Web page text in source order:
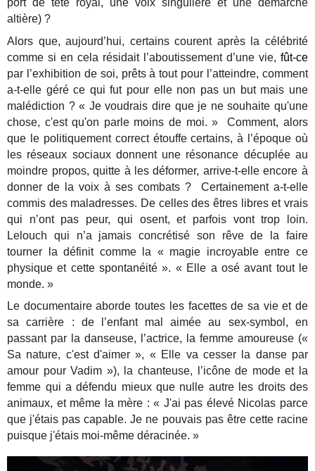
port de tête royal, une voix singulière et une démarche
altière) ?
Alors que, aujourd’hui, certains courent après la célébrité
comme si en cela résidait l’aboutissement d’une vie, fût-ce
par l’exhibition de soi, prêts à tout pour l’atteindre, comment
a-t-elle géré ce qui fut pour elle non pas un but mais une
malédiction ? « Je voudrais dire que je ne souhaite qu'une
chose, c'est qu'on parle moins de moi. » Comment, alors
que le politiquement correct étouffe certains, à l’époque où
les réseaux sociaux donnent une résonance décuplée au
moindre propos, quitte à les déformer, arrive-t-elle encore à
donner de la voix à ses combats ? Certainement a-t-elle
commis des maladresses. De celles des êtres libres et vrais
qui n’ont pas peur, qui osent, et parfois vont trop loin.
Lelouch qui n’a jamais concrétisé son rêve de la faire
tourner la définit comme la « magie incroyable entre ce
physique et cette spontanéité ». « Elle a osé avant tout le
monde. »
Le documentaire aborde toutes les facettes de sa vie et de
sa carrière : de l’enfant mal aimée au sex-symbol, en
passant par la danseuse, l’actrice, la femme amoureuse («
Sa nature, c'est d'aimer », « Elle va cesser la danse par
amour pour Vadim »), la chanteuse, l’icône de mode et la
femme qui a défendu mieux que nulle autre les droits des
animaux, et même la mère : « J'ai pas élevé Nicolas parce
que j'étais pas capable. Je ne pouvais pas être cette racine
puisque j'étais moi-même déracinée. »